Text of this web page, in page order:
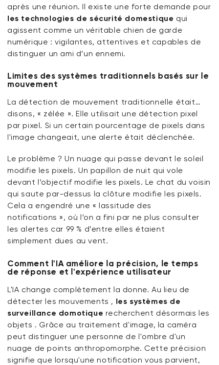
après une réunion. Il existe une forte demande pour
les technologies de sécurité domestique qui
agissent comme un véritable chien de garde
numérique : vigilantes, attentives et capables de
distinguer un ami d’un ennemi.
Limites des systèmes traditionnels basés sur le
mouvement
La détection de mouvement traditionnelle était…
disons, « zélée ». Elle utilisait une détection pixel
par pixel. Si un certain pourcentage de pixels dans
l'image changeait, une alerte était déclenchée.
Le problème ? Un nuage qui passe devant le soleil
modifie les pixels. Un papillon de nuit qui vole
devant l’objectif modifie les pixels. Le chat du voisin
qui saute par-dessus la clôture modifie les pixels.
Cela a engendré une « lassitude des
notifications », où l’on a fini par ne plus consulter
les alertes car 99 % d’entre elles étaient
simplement dues au vent.
Comment l'IA améliore la précision, le temps
de réponse et l'expérience utilisateur
L'IA change complètement la donne. Au lieu de
détecter les mouvements , les systèmes de
surveillance domotique recherchent désormais les
objets . Grâce au traitement d'image, la caméra
peut distinguer une personne de l'ombre d'un
nuage de points anthropomorphe. Cette précision
signifie que lorsqu'une notification vous parvient,